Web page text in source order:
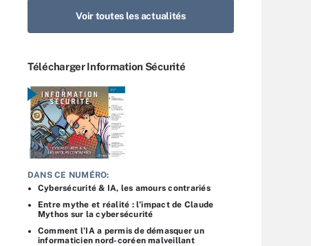
Voir toutes les actualités
Télécharger Information Sécurité
DANS CE NUMÉRO:
Cybersécurité & IA, les amours contrariés
Entre mythe et réalité : l’impact de Claude
Mythos sur la cybersécurité
Comment l’IA a permis de démasquer un
informaticien nord-coréen malveillant